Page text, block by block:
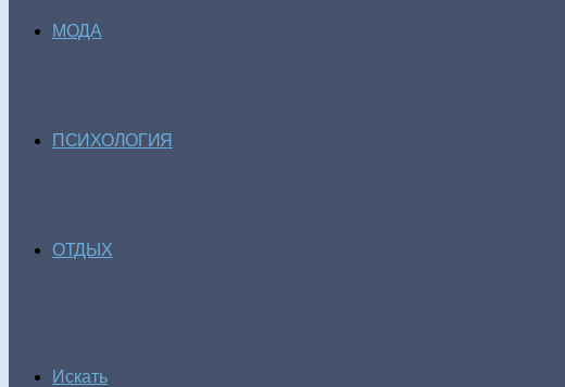
МОДА
ПСИХОЛОГИЯ
ОТДЫХ
Искать